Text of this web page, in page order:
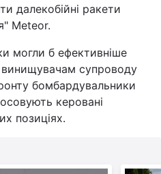
далекобійні ракети
Meteor.
могли б ефективніше
винищувачам супроводу
бомбардувальники
керовані
позиціях.